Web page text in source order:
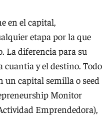
en el capital,
etapa por la que
La diferencia para su
cuantía y el destino. Todo
capital semilla o seed
Monitor
Emprendedora),